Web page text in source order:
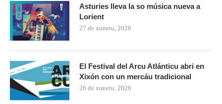
Asturies lleva la so música nueva a
Lorient
27 de xunetu, 2026
El Festival del Arcu Atlánticu abri en
Xixón con un mercáu tradicional
26 de xunetu, 2026